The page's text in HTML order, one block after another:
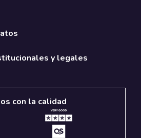
y legales
con la calidad